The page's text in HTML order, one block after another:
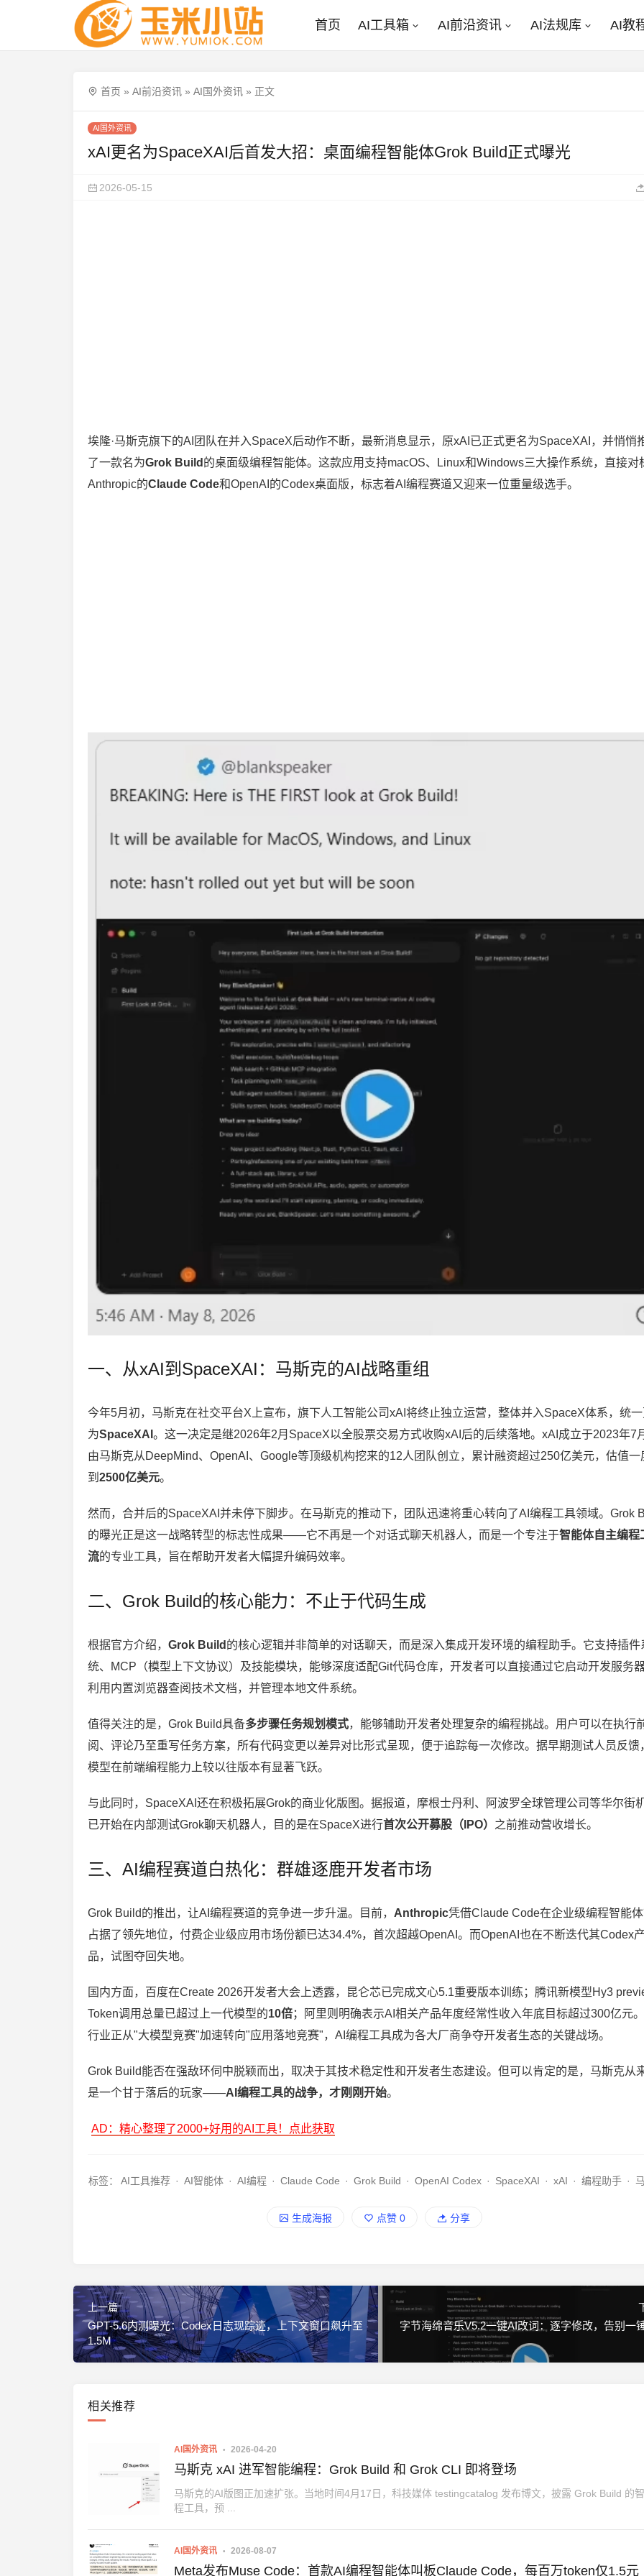
首页 AI工具箱 AI前沿资讯 AI法规库 AI教
首页 » AI前沿资讯 » AI国外资讯 » 正文
AI国外资讯
xAI更名为SpaceXAI后首发大招：桌面编程智能体Grok Build正式曝光
2026-05-15
埃隆·马斯克旗下的AI团队在并入SpaceX后动作不断，最新消息显示，原xAI已正式更名为SpaceXAI，并悄悄
了一款名为Grok Build 的桌面级编程智能体。这款应用支持macOS、Linux和Windows三大操作系统，直接对
Anthropic的Claude Code和OpenAI的Codex桌面版，标志着AI编程赛道又迎来一位重量级选手。
一、从xAI到SpaceXAI：马斯克的AI战略重组
今年5月初，马斯克在社交平台X上宣布，旗下人工智能公司xAI将终止独立运营，整体并入SpaceX体系，统一
为SpaceXAI 。这一决定是继2026年2月SpaceX以全股票交易方式收购xAI后的后续落地。xAI成立于2023年7
由马斯克从DeepMind、OpenAI、Google等顶级机构挖来的12人团队创立，累计融资超过250亿美元，估值一
到 2500亿美元。
然而，合并后的SpaceXAI并未停下脚步。在马斯克的推动下，团队迅速将重心转向了AI编程工具领域。Grok
的曝光正是这一战略转型的标志性成果——它不再是一个对话式聊天机器人，而是一个专注于智能体自主编程
流的专业工具，旨在帮助开发者大幅提升编码效率。
二、Grok Build的核心能力：不止于代码生成
根据官方介绍， Grok Build 的核心逻辑并非简单的对话聊天，而是深入集成开发环境的编程助手。它支持插件
统、MCP（模型上下文协议）及技能模块，能够深度适配Git代码仓库，开发者可以直接通过它启动开发服务器
利用内置浏览器查阅技术文档，并管理本地文件系统。
值得关注的是，Grok Build具备多步骤任务规划模式，能够辅助开发者处理复杂的编程挑战。用户可以在执行
阅、评论乃至重写任务方案，所有代码变更以差异对比形式呈现，便于追踪每一次修改。据早期测试人员反馈
模型在前端编程能力上较以往版本有显著飞跃。
与此同时，SpaceXAI还在积极拓展Grok的商业化版图。据报道，摩根士丹利、阿波罗全球管理公司等华尔街
已开始在内部测试Grok聊天机器人，目的是在SpaceX进行首次公开募股（IPO） 之前推动营收增长。
三、AI编程赛道白热化：群雄逐鹿开发者市场
Grok Build的推出，让AI编程赛道的竞争进一步升温。目前， Anthropic凭借Claude Code在企业级编程智能
占据了领先地位，付费企业级应用市场份额已达34.4%，首次超越OpenAI。而OpenAI也在不断迭代其Codex产
品，试图夺回失地。
国内方面，百度在Create 2026开发者大会上透露，昆仑芯已完成文心5.1重要版本训练；腾讯新模型Hy3
Token调用总量已超过上一代模型的10倍；阿里则明确表示AI相关产品年度经常性收入年底目标超过300亿元
行业正从"大模型竞赛"加速转向"应用落地竞赛"，AI编程工具成为各大厂商争夺开发者生态的关键战场。
Grok Build能否在强敌环伺中脱颖而出，取决于其技术稳定性和开发者生态建设。但可以肯定的是，马斯克从
是一个甘于落后的玩家——AI编程工具的战争，才刚刚开始。
AD：精心整理了2000+好用的AI工具！点此获取
标签： AI工具推荐 · AI智能体 · AI编程 · Claude Code · Grok Build · OpenAI Codex · SpaceXAI · xAI · 编程助手 ·
生成海报 点赞 0 分享
上一篇
GPT-5.6内测曝光：Codex日志现踪迹，上下文窗口飙升至
1.5M
字节海绵音乐V5.2一键AI改词：逐字修改，告别一
相关推荐
AI国外资讯 2026-04-20
马斯克 xAI 进军智能编程：Grok Build 和 Grok CLI 即将登场
马斯克的AI版图正加速扩张。当地时间4月17日，科技媒体 testingcatalog 发布博文，披露 Grok Build 的
程工具，预 ...
AI国外资讯 2026-08-07
Meta发布Muse Code：首款AI编程智能体叫板Claude Code，每百万token仅1.5元